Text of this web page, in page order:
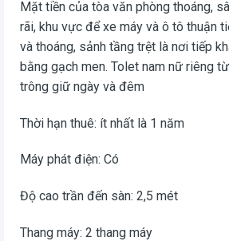
Mặt tiền của tòa văn phòng thoáng,
rãi, khu vực để xe máy và ô tô thuận
và thoáng, sảnh tầng trệt là nơi tiếp
bằng gạch men. Tolet nam nữ riêng
trông giữ ngày và đêm
Thời hạn thuê: ít nhất là 1 năm
Máy phát điện: Có
Độ cao trần đến sàn: 2,5 mét
Thang máy: 2 thang máy